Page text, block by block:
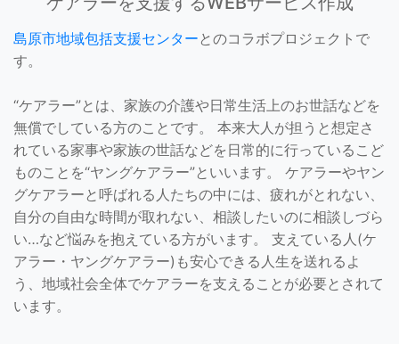
島原市地域包括支援センター とのコラボプロジェクトで
す。
“ケアラー”とは、家族の介護や日常生活上のお世話などを
無償でしている方のことです。 本来大人が担うと想定さ
れている家事や家族の世話などを日常的に行っているこど
ものことを“ヤングケアラー”といいます。 ケアラーやヤン
グケアラーと呼ばれる人たちの中には、疲れがとれない、
自分の自由な時間が取れない、相談したいのに相談しづら
い…など悩みを抱えている方がいます。 支えている人(ケ
アラー・ヤングケアラー)も安心できる人生を送れるよ
う、地域社会全体でケアラーを支えることが必要とされて
います。